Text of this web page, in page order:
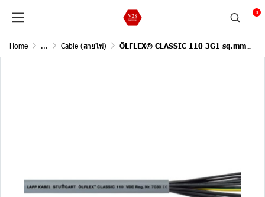
0
Home ... Cable (สายไฟ) ÖLFLEX® CLASSIC 110 3G1 sq.mm/ 1Meter